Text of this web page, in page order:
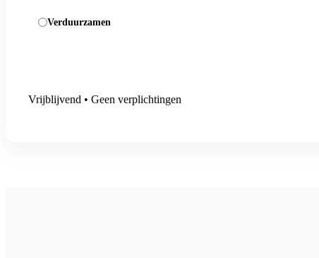
Verduurzamen
Vrijblijvend • Geen verplichtingen